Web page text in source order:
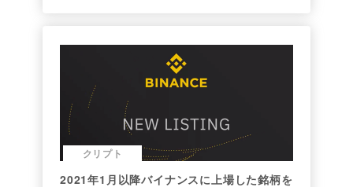
クリプト
2021年1月以降バイナンスに上場した銘柄を